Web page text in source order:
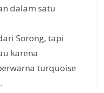
dalam satu
Sorong, tapi
karena
turquoise